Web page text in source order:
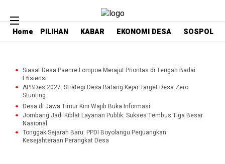
Home PILIHAN KABAR EKONOMI DESA SOSPOL
Siasat Desa Paenre Lompoe Merajut Prioritas di Tengah Badai
Efisiensi
APBDes 2027: Strategi Desa Batang Kejar Target Desa Zero
Stunting
Desa di Jawa Timur Kini Wajib Buka Informasi
Jombang Jadi Kiblat Layanan Publik: Sukses Tembus Tiga Besar
Nasional
Tonggak Sejarah Baru: PPDI Boyolangu Perjuangkan
Kesejahteraan Perangkat Desa